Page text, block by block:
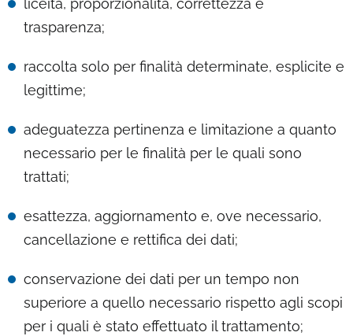
liceità, proporzionalità, correttezza e
trasparenza;
raccolta solo per finalità determinate, esplicite e
legittime;
adeguatezza pertinenza e limitazione a quanto
necessario per le finalità per le quali sono
trattati;
esattezza, aggiornamento e, ove necessario,
cancellazione e rettifica dei dati;
conservazione dei dati per un tempo non
superiore a quello necessario rispetto agli scopi
per i quali è stato effettuato il trattamento;